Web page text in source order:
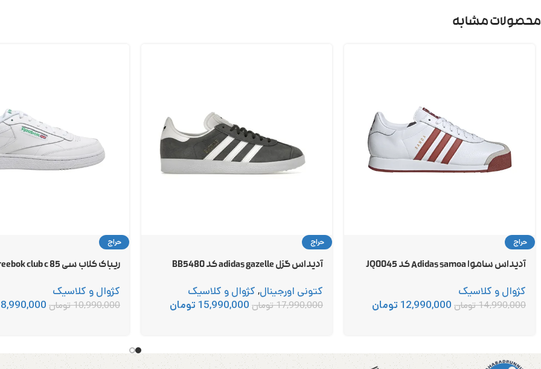
محصولات مشابه
حراج
آدیداس ساموا Adidas samoa کد JQ0045
کژوال و کلاسیک
14,990,000تومان 12,990,000 تومان
حراج
آدیداس گزل adidas gazelle کد BB5480
کتونی اورجینال, کژوال و کلاسیک
17,990,000تومان 15,990,000 تومان
حراج
ریباک کلاب سی 85 reebok club c کد AR0456
کژوال و کلاسیک
10,990,000تومان 8,990,000